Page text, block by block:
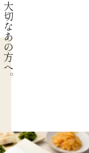
大切なあの方へ。